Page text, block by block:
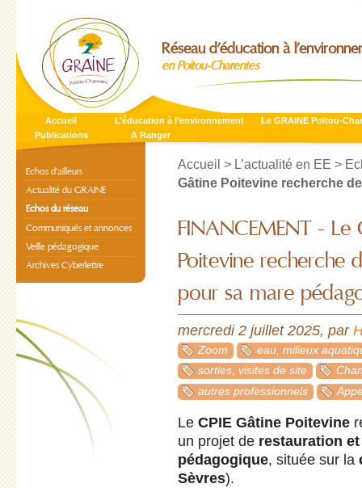
Réseau d’éducation à
en Poitou-Charentes
Accueil L’éducation à l’environnement
Le GRAINE Poitou-
Publications
A Ranger
Accueil > L’actualité en EE >
Gâtine Poitevine recherche
FINANCEMENT - Le
Poitevine recherche
pour sa mare
mercredi 2 juillet 2025, par
Zoom
eau, milieux
sorties, visites de site
autres professionnels
Le CPIE Gâtine Poitevine
un projet de restauration
pédagogique, située sur la
Sèvres).
Echos d’ailleurs
Actualité du GRAINE
Echos du réseau
Communiqués et annonces
Veille pédagogique
Archives Cyberlettre